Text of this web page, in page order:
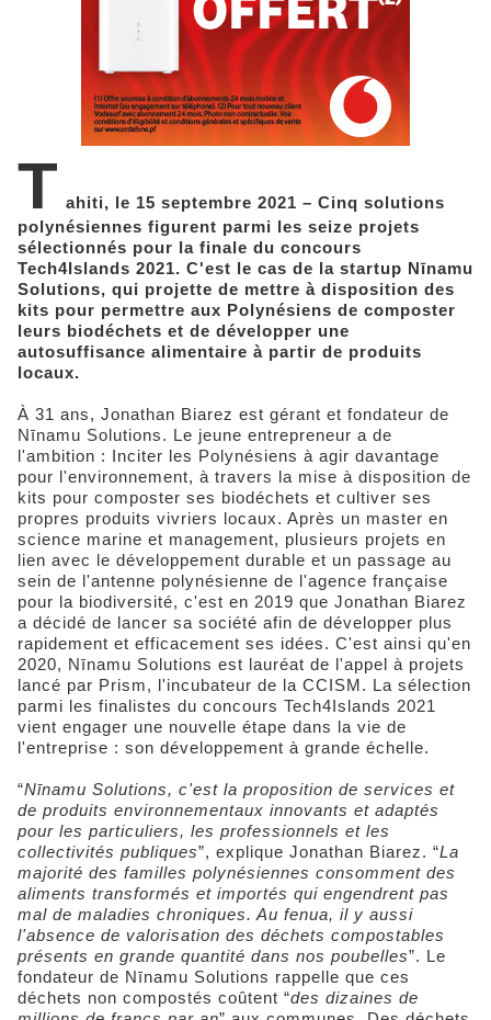
T ahiti, le 15 septembre 2021 – Cinq solutions
polynésiennes figurent parmi les seize projets
sélectionnés pour la finale du concours
Tech4Islands 2021. C'est le cas de la startup Nīnamu
Solutions, qui projette de mettre à disposition des
kits pour permettre aux Polynésiens de composter
leurs biodéchets et de développer une
autosuffisance alimentaire à partir de produits
locaux.
À 31 ans, Jonathan Biarez est gérant et fondateur de
Nīnamu Solutions. Le jeune entrepreneur a de
l'ambition : Inciter les Polynésiens à agir davantage
pour l'environnement, à travers la mise à disposition de
kits pour composter ses biodéchets et cultiver ses
propres produits vivriers locaux. Après un master en
science marine et management, plusieurs projets en
lien avec le développement durable et un passage au
sein de l'antenne polynésienne de l'agence française
pour la biodiversité, c'est en 2019 que Jonathan Biarez
a décidé de lancer sa société afin de développer plus
rapidement et efficacement ses idées. C'est ainsi qu'en
2020, Nīnamu Solutions est lauréat de l'appel à projets
lancé par Prism, l'incubateur de la CCISM. La sélection
parmi les finalistes du concours Tech4Islands 2021
vient engager une nouvelle étape dans la vie de
l'entreprise : son développement à grande échelle.
“Nīnamu Solutions, c'est la proposition de services et
de produits environnementaux innovants et adaptés
pour les particuliers, les professionnels et les
collectivités publiques”, explique Jonathan Biarez. “La
majorité des familles polynésiennes consomment des
aliments transformés et importés qui engendrent pas
mal de maladies chroniques. Au fenua, il y aussi
l'absence de valorisation des déchets compostables
présents en grande quantité dans nos poubelles”. Le
fondateur de Nīnamu Solutions rappelle que ces
déchets non compostés coûtent “des dizaines de